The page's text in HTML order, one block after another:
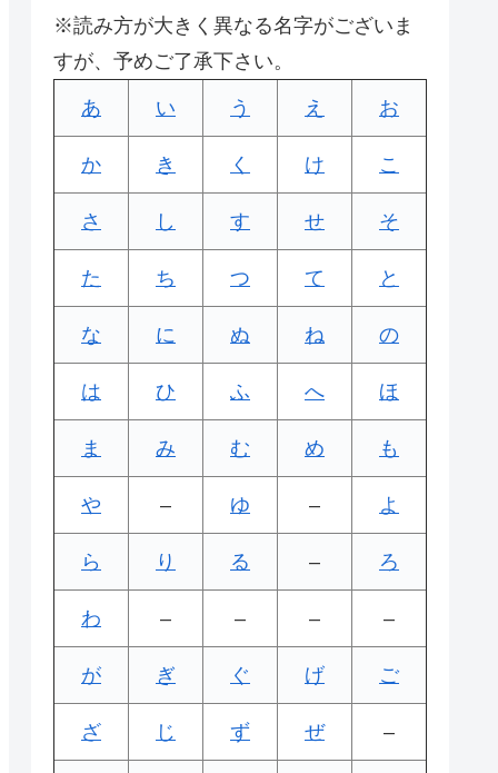
※読み方が大きく異なる名字がございま
すが、予めご了承下さい。
あ い う え お
か き く け こ
さ し す せ そ
た ち つ て と
な に ぬ ね の
は ひ ふ へ ほ
ま み む め も
や – ゆ – よ
ら り る – ろ
わ – – – –
が ぎ ぐ げ ご
ざ じ ず ぜ –